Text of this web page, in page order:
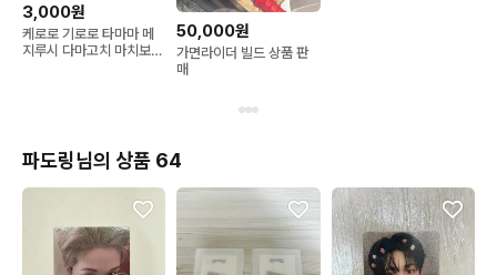
3,000원
케로로 기로로 타마마 메
지루시 다마고치 마치보케
50,000원
가면라이더 빌드 상품 판
매
파도링님의 상품 64